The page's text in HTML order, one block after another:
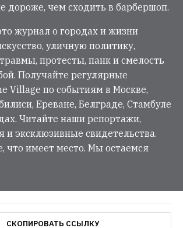
дороже, чем сходить в барбершоп.
журнал о городах и жизни
уличную политику,
протесты, панк и смелость
Получайте регулярные
Village по событиям в Москве,
Ереване, Белграде, Стамбуле
Читайте наши репортажи,
и эксклюзивные свидетельства.
что имеет место. Мы остаемся
СКОПИРОВАТЬ ССЫЛКУ